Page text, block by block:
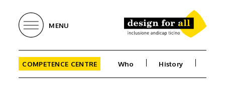
MENU
COMPETENCE CENTRE Who History